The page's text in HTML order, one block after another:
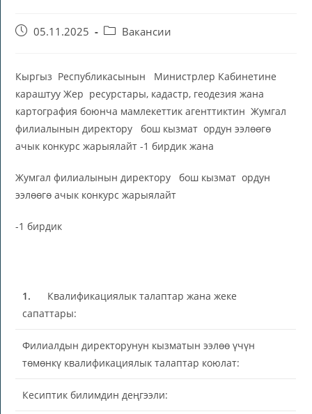
05.11.2025 Вакансии
Кыргыз Республикасынын Министрлер Кабинетине
караштуу Жер ресурстары, кадастр, геодезия жана
картография боюнча мамлекеттик агенттиктин Жумгал
филиалынын директору бош кызмат ордун ээлөөгө
ачык конкурс жарыялайт -1 бирдик жана
Жумгал филиалынын директору бош кызмат ордун
ээлөөгө ачык конкурс жарыялайт
-1 бирдик
1. Квалификациялык талаптар жана жеке
сапаттары:
Филиалдын директорунун кызматын ээлөө үчүн
төмөнкү квалификациялык талаптар коюлат:
Кесиптик билимдин деңгээли: